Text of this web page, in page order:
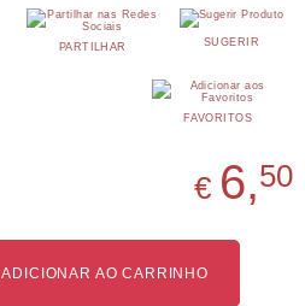
SUGERIR
PARTILHAR
FAVORITOS
€ 6,50
ADICIONAR AO CARRINHO